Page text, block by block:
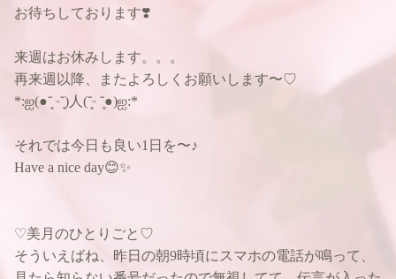
お待ちしております❣️
来週はお休みします。。。
再来週以降、またよろしくお願いします〜♡
*:ஐ(●︎˘͈ ᵕ˘͈)人(˘͈ᵕ ˘͈●︎)ஐ:*
それでは今日も良い1日を〜♪
Have a nice day😊✨
♡美月のひとりごと♡
そういえばね、昨日の朝9時頃にスマホの電話が鳴って、